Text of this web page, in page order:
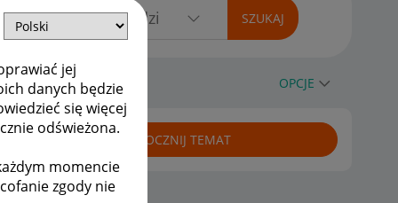
jej
danych będzie
się więcej
odświeżona.
momencie
zgody nie
OPCJE
ROZPOCZNIJ TEMAT